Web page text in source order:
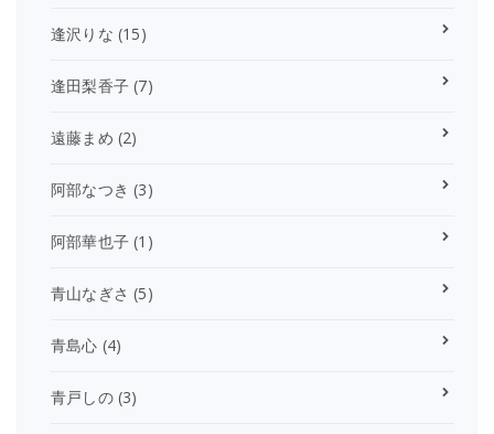
逢沢りな (15)
逢田梨香子 (7)
遠藤まめ (2)
阿部なつき (3)
阿部華也子 (1)
青山なぎさ (5)
青島心 (4)
青戸しの(3)